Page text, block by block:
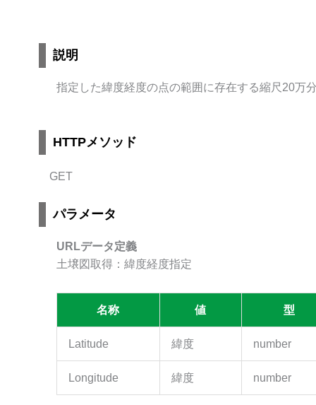
説明
指定した緯度経度の点の範囲に存在する縮尺20万
HTTPメソッド
GET
パラメータ
URLデータ定義
土壌図取得：緯度経度指定
名称 値 型
Latitude 緯度 number
Longitude 緯度 number